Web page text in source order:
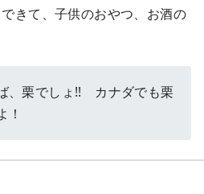
きて、子供のおやつ、お酒の
、栗でしょ!! カナダでも栗
！